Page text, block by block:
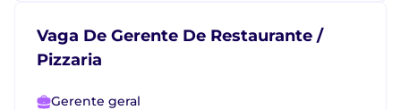
Vaga De Gerente De Restaurante /
Pizzaria
Gerente geral